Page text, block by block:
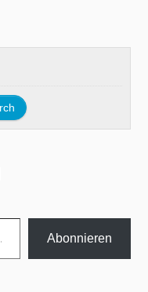
Abonnieren